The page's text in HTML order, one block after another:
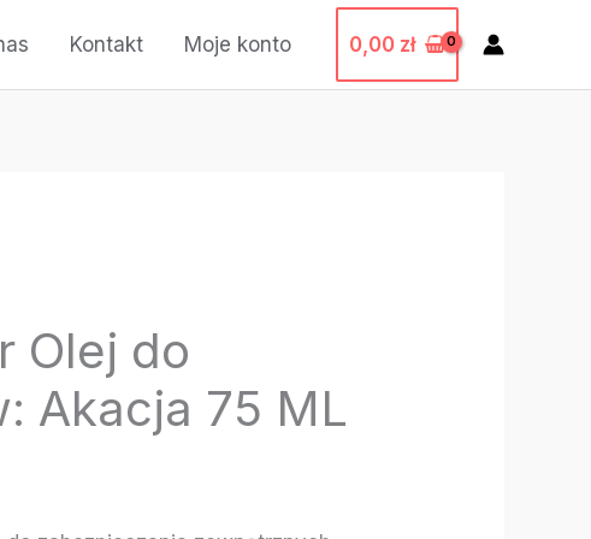
Kontakt Moje konto 0,00 zł
Olej do
Akacja 75 ML